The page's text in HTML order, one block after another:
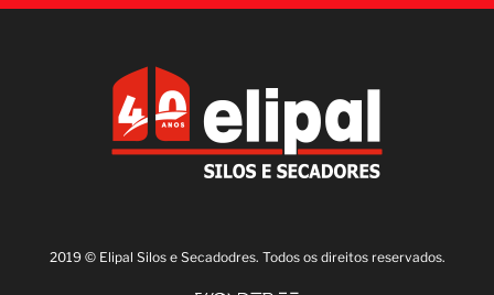
2019 © Elipal Silos e Secadodres. Todos os direitos reservados.